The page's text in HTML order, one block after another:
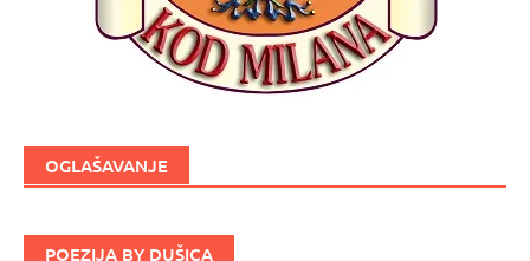
OGLAŠAVANJE
POEZIJA BY DUŠICA